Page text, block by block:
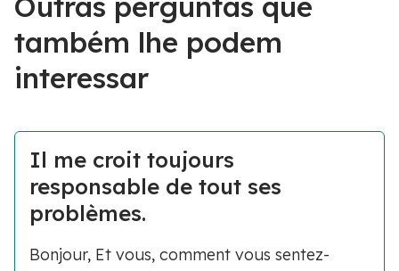
também lhe podem
interessar
Il me croit toujours
responsable de tout ses
problèmes.
Bonjour, Et vous, comment vous sentez-